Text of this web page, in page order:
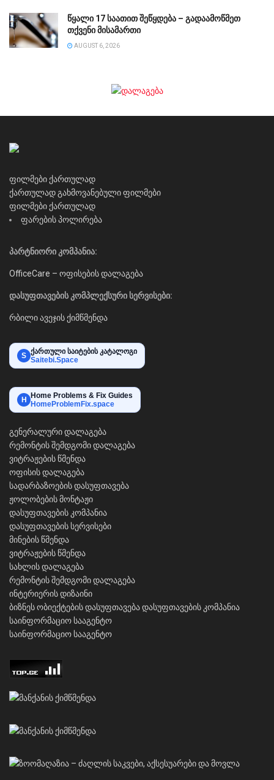
წყალი 17 საათით შეწყდება – გადაამოწმეთ
თქვენი მისამართი
AUGUST 6, 2026
ფილმები ქართულად
ქართულად გახმოვანებული ფილმები
ფილმები ქართულად
ფარების პოლირება
პარტნიორი კომპანია:
OfficeCare – ოფისების დალაგება
დასუფთავების კომპლექსური სერვისები:
რბილი ავეჯის ქიმწმენდა
S ქართული საიტების კატალოგი
Saitebi.Space
H
Home Problems & Fix Guides
HomeProblemFix.space
გენერალური დალაგება
რემონტის შემდგომი დალაგება
ვიტრაჟების წმენდა
ოფისის დალაგება
სადარბაზოების დასუფთავება
ჟოლობების მონტაჟი
დასუფთავების კომპანია
დასუფთავების სერვისები
მინების წმენდა
ვიტრაჟების წმენდა
სახლის დალაგება
რემონტის შემდგომი დალაგება
ინტერიერის დიზაინი
ბიზნეს ობიექტების დასუფთავებადასუფთავების კომპანია
საინფორმაციო სააგენტო
საინფორმაციო სააგენტო